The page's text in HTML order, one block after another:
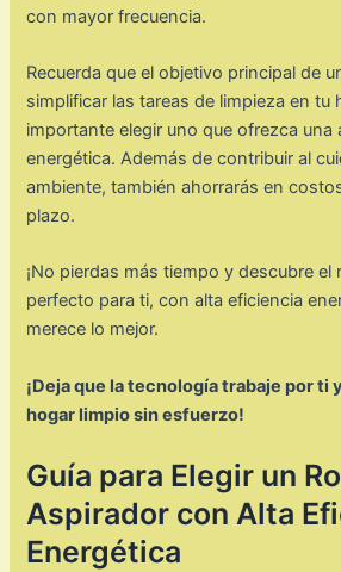
con mayor frecuencia.
Recuerda que el objetivo principal de
simplificar las tareas de limpieza en tu
importante elegir uno que ofrezca una
energética. Además de contribuir al
ambiente, también ahorrarás en
plazo.
¡No pierdas más tiempo y descubre
perfecto para ti, con alta eficiencia
merece lo mejor.
¡Deja que la tecnología trabaje por ti
hogar limpio sin esfuerzo!
Guía para Elegir un
Aspirador con Alta
Energética